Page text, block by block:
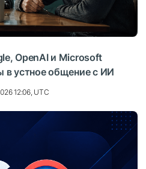
OpenAI и Microsoft
в устное общение с ИИ
12:06, UTC